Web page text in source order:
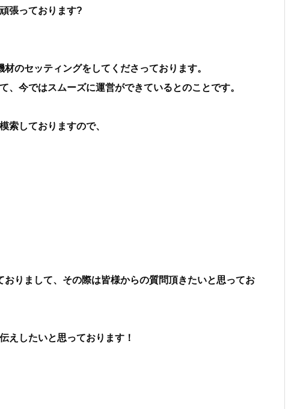
張っております?
のセッティングをしてくださっております。
今ではスムーズに運営ができているとのことです。
索しておりますので、
りまして、その際は皆様からの質問頂きたいと思ってお
えしたいと思っております！